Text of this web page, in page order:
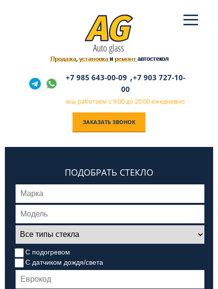
Продажа,установкаи ремонтавтостекол
+7 985 643-00-09 ,+7 903 727-10-
00
мы работаем с 9:00 до 20:00 ежедневно
ЗАКАЗАТЬ ЗВОНОК
ПОДОБРАТЬ СТЕКЛО
С подогревом
С датчиком дождя/света